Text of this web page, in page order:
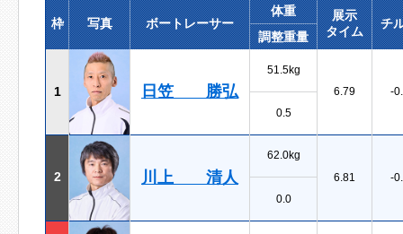
枠 写真 ボートレーサー
体重
展示
タイム
チ
調整重量
1 日笠 勝弘
51.5kg
6.79
-
0.5
2 川上 清人
62.0kg
6.81
-
0.0